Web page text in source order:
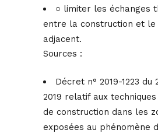
○ limiter les échanges
entre la construction et
adjacent.
Sources :
Décret n° 2019-1223 du
2019 relatif aux
de construction dans les
exposées au phénomène